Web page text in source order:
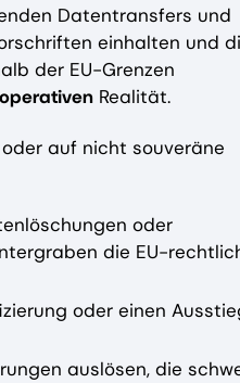
Datentransfers und
einhalten und
der EU-Grenzen
operativen Realität.
auf nicht souveräne
oder
die EU-
oder einen
auslösen, die